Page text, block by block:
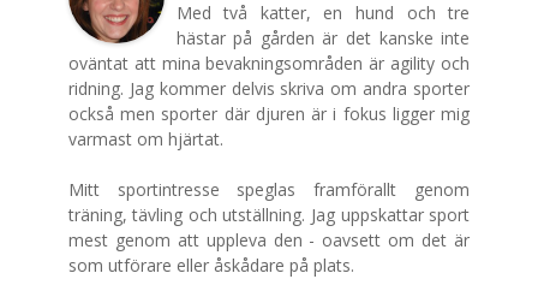
Med två katter, en hund och tre
hästar på gården är det kanske inte
oväntat att mina bevakningsområden är agility och
ridning. Jag kommer delvis skriva om andra sporter
också men sporter där djuren är i fokus ligger mig
varmast om hjärtat.
Mitt sportintresse speglas framförallt genom
träning, tävling och utställning. Jag uppskattar sport
mest genom att uppleva den - oavsett om det är
som utförare eller åskådare på plats.